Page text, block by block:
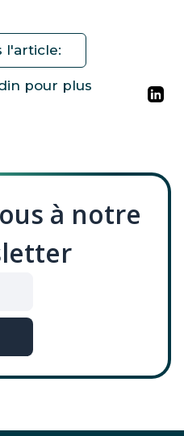
l'article:
pour plus
à notre